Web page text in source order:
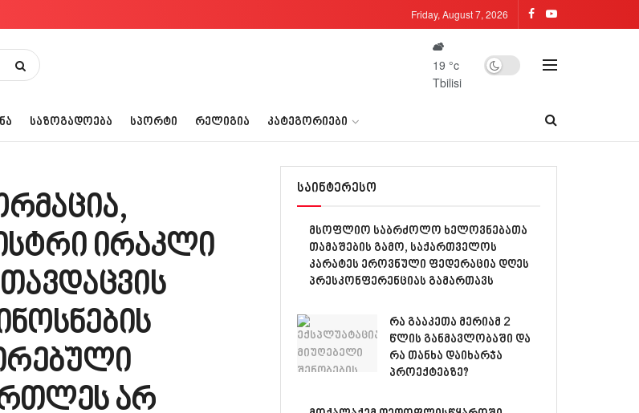
Friday, August 7, 2026
19 °c
Tbilisi
ᲡᲐᲖᲝᲒᲐᲓᲝᲔᲑᲐ ᲡᲞᲝᲠᲢᲘ ᲠᲔᲚᲘᲒᲘᲐ ᲙᲐᲢᲔᲒᲝᲠᲘᲔᲑᲘ
ირაკლი
არ
საინტერესო
მსოფლიო საბრძოლო ხელოვნებათა
თამაშების გამო, საქართველოს
კარატეს ეროვნული ფედერაცია დღეს
პრესკონფერენციას გამართავს
რა გააკეთა მერიამ 2
წლის განმავლობაში და
რა თანხა დაიხარჯა
პროექტებზე?